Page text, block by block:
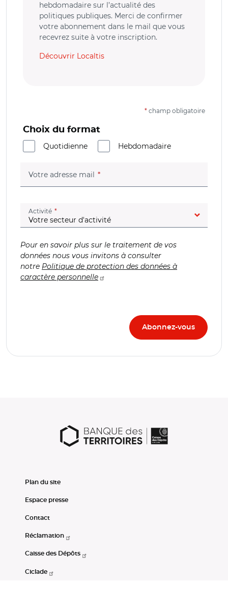
hebdomadaire sur l’actualité des
politiques publiques. Merci de confirmer
votre abonnement dans le mail que vous
recevrez suite à votre inscription.
Découvrir Localtis
* champ obligatoire
Choix du format
Quotidienne
Hebdomadaire
Votre adresse mail (champ obligatoire)
Activité (champ obligatoire)
Pour en savoir plus sur le traitement de vos
données nous vous invitons à consulter
notre Politique de protection des données à
caractère personnelle
Plan du site
Espace presse
Contact
Réclamation
Caisse des Dépôts
Ciclade